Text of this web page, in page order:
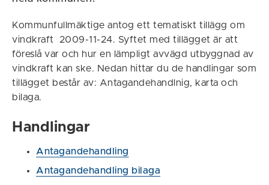
Kommunfullmäktige antog ett tematiskt tillägg om
vindkraft 2009-11-24. Syftet med tillägget är att
föreslå var och hur en lämpligt avvägd utbyggnad av
vindkraft kan ske. Nedan hittar du de handlingar som
tillägget består av: Antagandehandlnig, karta och
bilaga.
Handlingar
Antagandehandling
Antagandehandling bilaga